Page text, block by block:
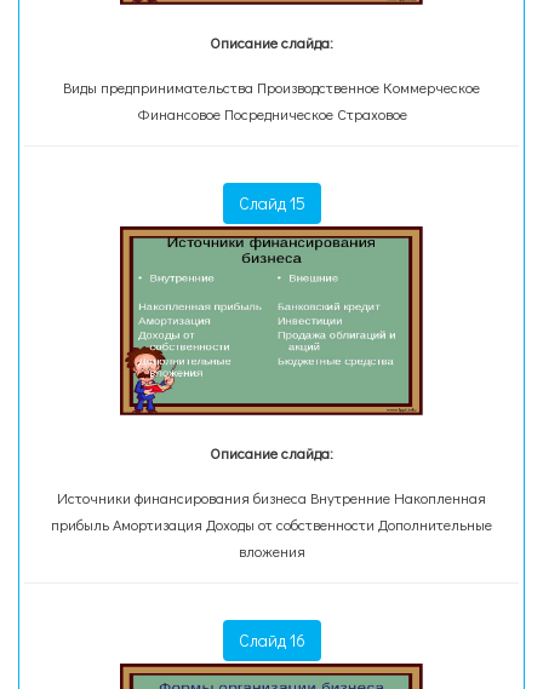
Описание слайда:
Виды предпринимательства Производственное Коммерческое
Финансовое Посредническое Страховое
Слайд 15
Описание слайда:
Источники финансирования бизнеса Внутренние Накопленная
прибыль Амортизация Доходы от собственности Дополнительные
вложения
Слайд 16